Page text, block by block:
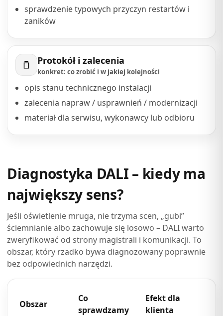
sprawdzenie typowych przyczyn restartów i
zaników
Protokół i zalecenia
konkret: co zrobić i w jakiej kolejności
opis stanu technicznego instalacji
zalecenia napraw / usprawnień / modernizacji
materiał dla serwisu, wykonawcy lub odbioru
Diagnostyka DALI – kiedy ma
największy sens?
Jeśli oświetlenie mruga, nie trzyma scen, „gubi”
ściemnianie albo zachowuje się losowo – DALI warto
zweryfikować od strony magistrali i komunikacji. To
obszar, który rzadko bywa diagnozowany poprawnie
bez odpowiednich narzędzi.
Obszar
Co
sprawdzamy
Efekt dla
klienta